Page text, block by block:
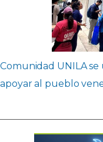
Comunidad UNILA
apoyar al pueblo